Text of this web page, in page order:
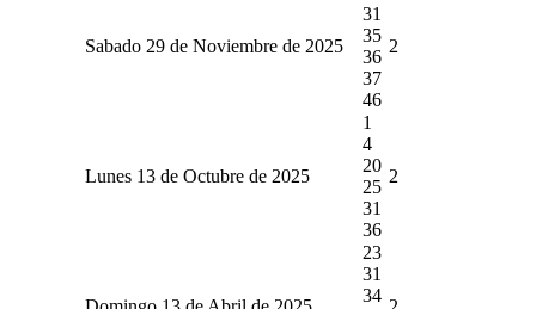
Sabado 29 de Noviembre de 2025
31
35
36
37
46
2
Lunes 13 de Octubre de 2025
1
4
20
25
31
36
2
23
31
34